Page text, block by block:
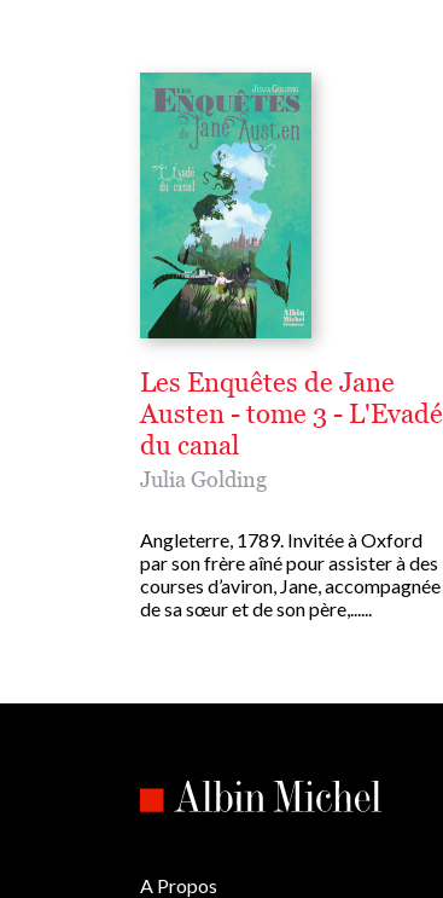
Les Enquêtes de Jane
Austen - tome 3 - L'Evadé
du canal
Julia Golding
Angleterre, 1789. Invitée à Oxford
par son frère aîné pour assister à des
courses d’aviron, Jane, accompagnée
de sa sœur et de son père,......
A Propos